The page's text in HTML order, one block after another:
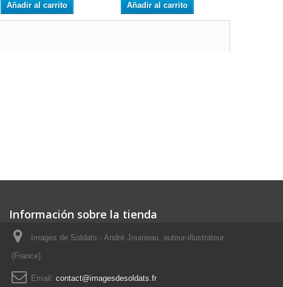
Añadir al carrito Añadir al carrito
Información sobre la tienda
Images de Soldats - André Jouineau, auteur-illustrateur
(France)
Email: contact@imagesdesoldats.fr